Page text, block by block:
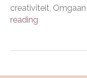
creativiteit,
reading